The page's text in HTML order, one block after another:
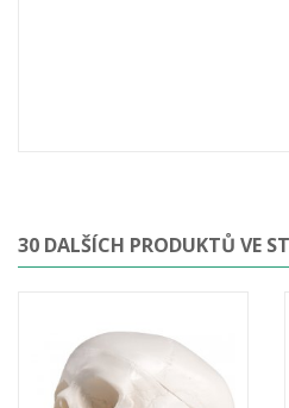
30 DALŠÍCH PRODUKTŮ VE